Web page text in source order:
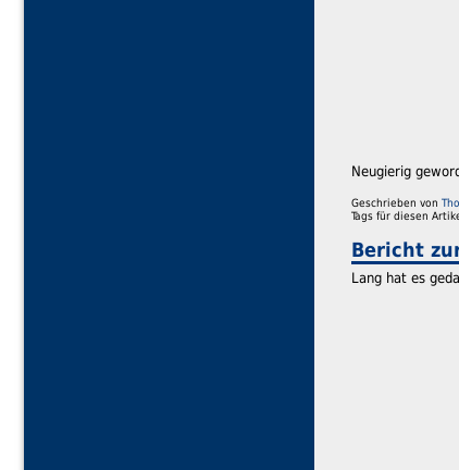
Neugierig
Geschrieben von
Tags für diesen
Bericht
Lang hat es